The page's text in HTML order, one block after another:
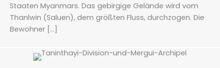
Staaten Myanmars. Das gebirgige Gelände wird vom
Thanlwin (Saluen), dem größten Fluss, durchzogen. Die
Bewohner […]